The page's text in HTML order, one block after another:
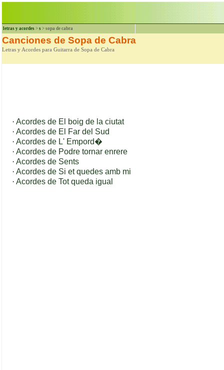
letras y acordes > s > sopa de cabra
Canciones de Sopa de Cabra
Letras y Acordes para Guitarra de Sopa de Cabra
· Acordes de El boig de la ciutat
· Acordes de El Far del Sud
· Acordes de L' Empord�
· Acordes de Podre tornar enrere
· Acordes de Sents
· Acordes de Si et quedes amb mi
· Acordes de Tot queda igual